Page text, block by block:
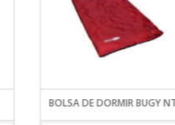
BOLSA DE DORMIR BUGY